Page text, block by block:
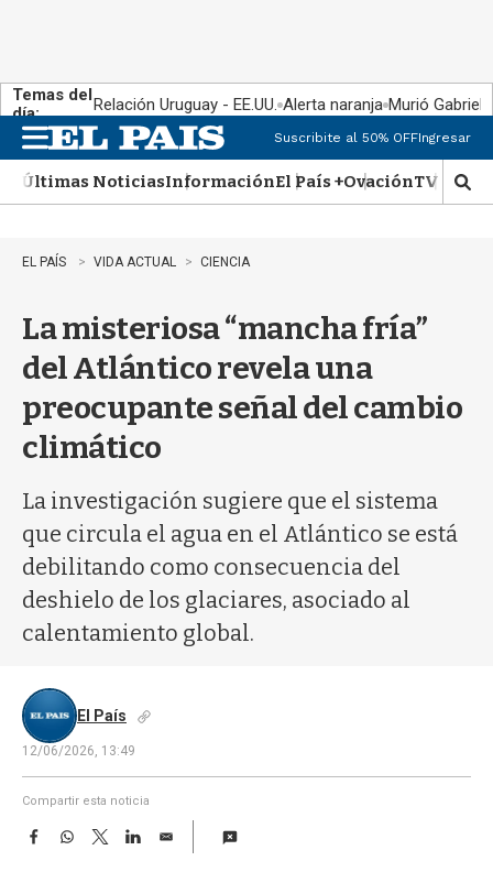
Temas del
día:
Relación Uruguay - EE.UU. Alerta naranja Murió Gabriel
n
u
Suscribite al 50% OFFIngresar
Últimas NoticiasInformaciónEl País +OvaciónTV Show
M
o
q
EL PAÍS VIDA ACTUAL CIENCIA
La misteriosa “mancha fría”
del Atlántico revela una
preocupante señal del cambio
climático
La investigación sugiere que el sistema
que circula el agua en el Atlántico se está
debilitando como consecuencia del
deshielo de los glaciares, asociado al
calentamiento global.
El País
12/06/2026, 13:49
Compartir esta noticia
F
W
T
w
L
E